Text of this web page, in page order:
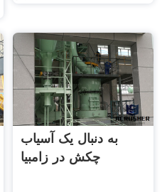
به دنبال یک آسیاب
چکش در زامبیا